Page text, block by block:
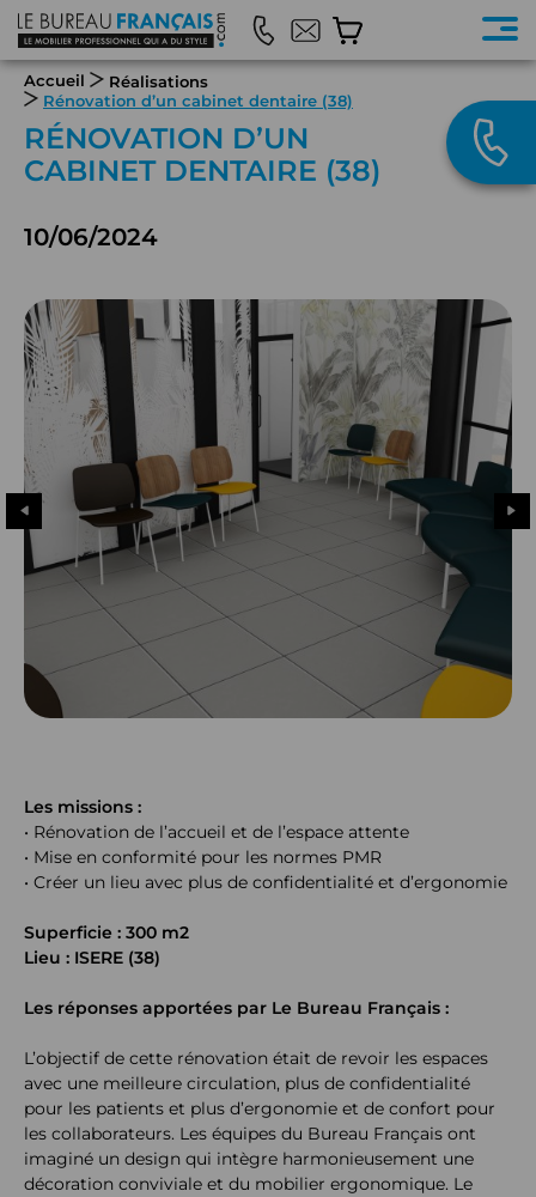
Accueil
Réalisations
Rénovation d’un cabinet dentaire (38)
RÉNOVATION D’UN
CABINET DENTAIRE (38)
10/06/2024
Les missions :
• Rénovation de l’accueil et de l’espace attente
• Mise en conformité pour les normes PMR
• Créer un lieu avec plus de confidentialité et d’ergonomie
Superficie : 300 m2
Lieu : ISERE (38)
Les réponses apportées par Le Bureau Français :
L’objectif de cette rénovation était de revoir les espaces
avec une meilleure circulation, plus de confidentialité
pour les patients et plus d’ergonomie et de confort pour
les collaborateurs. Les équipes du Bureau Français ont
imaginé un design qui intègre harmonieusement une
décoration conviviale et du mobilier ergonomique. Le